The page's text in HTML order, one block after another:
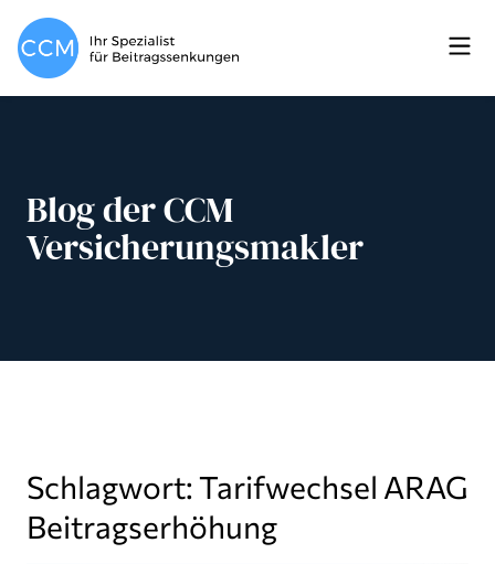
Blog der CCM
Versicherungsmakler
Schlagwort: Tarifwechsel ARAG
Beitragserhöhung